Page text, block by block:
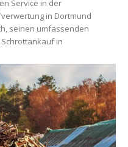
Service in der
in Dortmund
seinen umfassenden
in